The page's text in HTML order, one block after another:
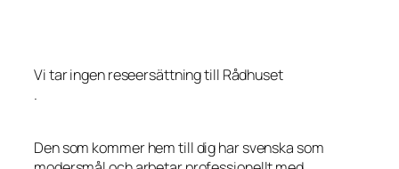
Vi tar ingen reseersättning till Rådhuset
.
Den som kommer hem till dig har svenska som